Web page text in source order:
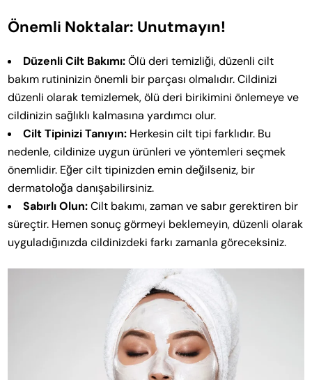
Önemli Noktalar: Unutmayın!
Düzenli Cilt Bakımı:Ölü deri temizliği, düzenli cilt
bakım rutininizin önemli bir parçası olmalıdır. Cildinizi
düzenli olarak temizlemek, ölü deri birikimini önlemeye ve
cildinizin sağlıklı kalmasına yardımcı olur.
Cilt Tipinizi Tanıyın: Herkesin cilt tipi farklıdır. Bu
nedenle, cildinize uygun ürünleri ve yöntemleri seçmek
önemlidir. Eğer cilt tipinizden emin değilseniz, bir
dermatoloğa danışabilirsiniz.
Sabırlı Olun:Cilt bakımı, zaman ve sabır gerektiren bir
süreçtir. Hemen sonuç görmeyi beklemeyin, düzenli olarak
uyguladığınızda cildinizdeki farkı zamanla göreceksiniz.